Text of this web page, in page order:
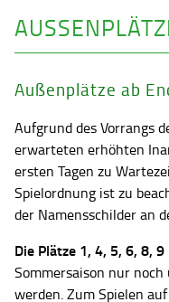
AUSSENPLÄTZE
Außenplätze ab
Aufgrund des Vorrangs
erwarteten erhöhten
ersten Tagen zu
Spielordnung ist zu
der Namensschilder an
Die Plätze 1, 4, 5, 6, 8,
Sommersaison nur noch
werden. Zum Spielen